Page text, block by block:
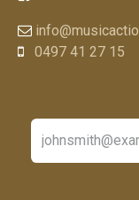
0497 41 27 15